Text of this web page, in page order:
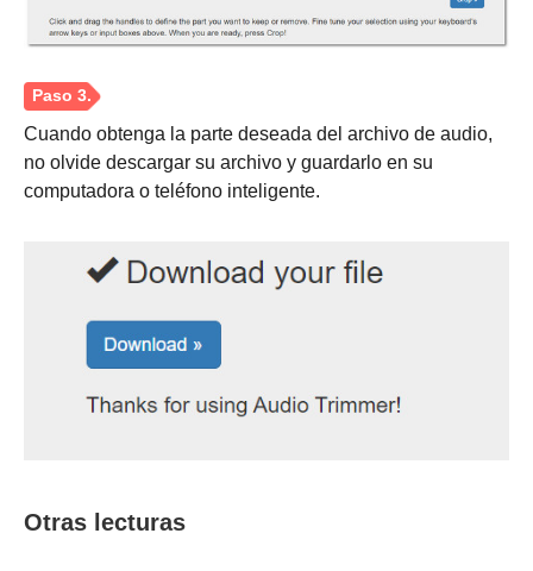
Cuando obtenga la parte deseada del archivo de audio,
no olvide descargar su archivo y guardarlo en su
computadora o teléfono inteligente.
Otras lecturas